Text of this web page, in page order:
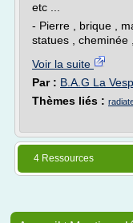
etc ...
- Pierre , brique ,
statues , cheminée
Voir la suite
Par : B.A.G La
Thèmes liés :
4 Ressources